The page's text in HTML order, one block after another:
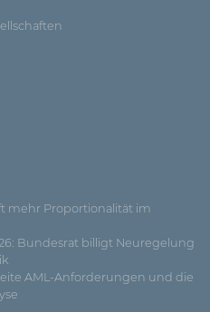
mehr Proportionalität im
Bundesrat billigt Neuregelung
AML-Anforderungen und die